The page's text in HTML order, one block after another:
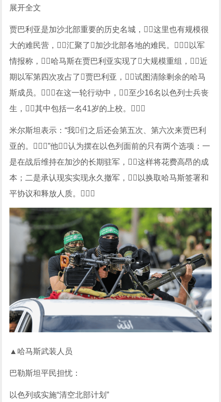
展开全文
贾巴利亚是加沙北部重要的历史名城，这里也有规模很
大的难民营，汇聚了加沙北部各地的难民。以军
情报称，哈马斯在贾巴利亚实现了大规模重组，近
期以军第四次攻占了贾巴利亚，试图清除剩余的哈马
斯成员。在这一轮行动中，至少16名以色列士兵丧
生，其中包括一名41岁的上校。
米尔斯坦表示：“我们之后还会第五次、第六次来贾巴利
亚的。”他认为摆在以色列面前的只有两个选项：一
是在战后维持在加沙的长期驻军，这样将花费高昂的成
本；二是承认现实实现永久撤军，以换取哈马斯签署和
平协议和释放人质。
▲哈马斯武装人员
巴勒斯坦平民担忧：
以色列或实施“清空北部计划”